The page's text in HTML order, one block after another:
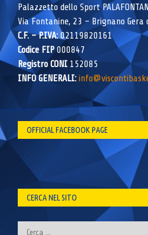
Palazzetto dello Sport
Via Fontanine, 23 – Brignano Gera
C.F. – P.IVA:02119820161
Codice FIP000847
Registro CONI 152085
INFO GENERALI:
OFFICIAL FACEBOOK PAGE
CERCA NEL SITO